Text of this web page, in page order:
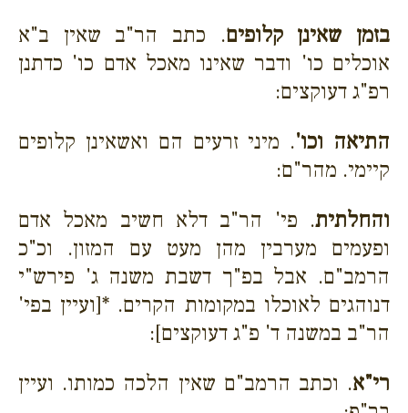
בזמן שאינן קלופים. כתב הר"ב שאין ב"א
אוכלים כו' ודבר שאינו מאכל אדם כו' כדתנן
רפ"ג דעוקצים:
התיאה וכו'. מיני זרעים הם ואשאינן קלופים
קיימי. מהר"ם:
והחלתית. פי' הר"ב דלא חשיב מאכל אדם
ופעמים מערבין מהן מעט עם המזון. וכ"כ
הרמב"ם. אבל בפ"ך דשבת משנה ג' פירש"י
דנוהגים לאוכלו במקומות הקרים. *[ועיין בפי'
הר"ב במשנה ד' פ"ג דעוקצים]:
רי"א. וכתב הרמב"ם שאין הלכה כמותו. ועיין